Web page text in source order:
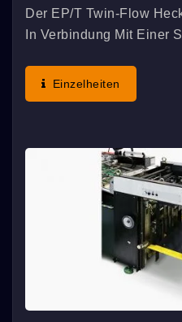
Der EP/t Twin-Flow
In Verbindung Mit Einer
Synchron Verknüpft. Das
Einzelheiten